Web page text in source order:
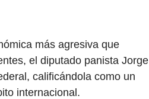
más agresiva que
el diputado panista Jorge
calificándola como un
internacional.